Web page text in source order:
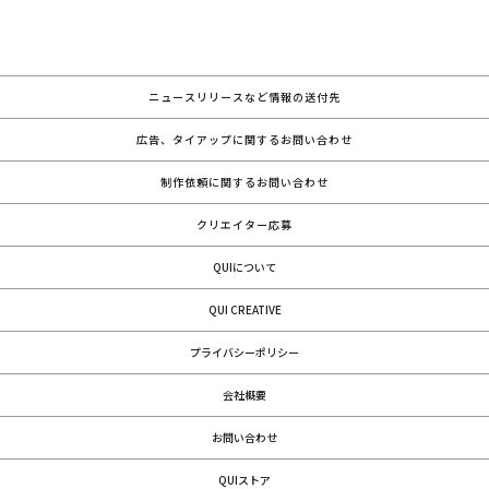
ニュースリリースなど情報の送付先
広告、タイアップに関するお問い合わせ
制作依頼に関するお問い合わせ
クリエイター応募
QUIについて
QUI CREATIVE
プライバシーポリシー
会社概要
お問い合わせ
QUIストア